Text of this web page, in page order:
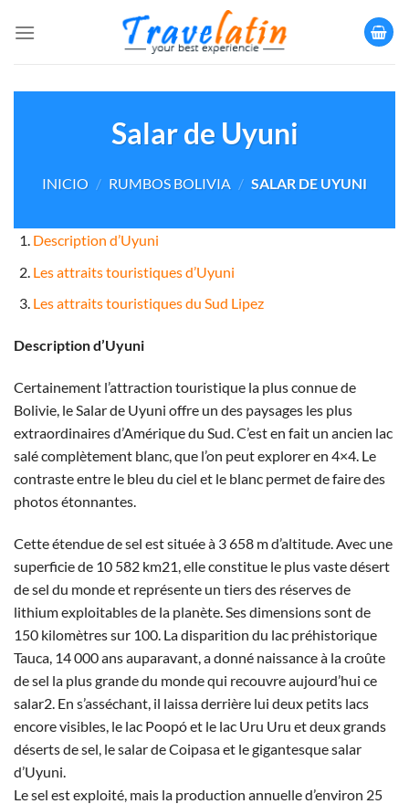
Salar de Uyuni
INICIO / RUMBOS BOLIVIA / SALAR DE UYUNI
Description d’Uyuni
Les attraits touristiques d’Uyuni
Les attraits touristiques du Sud Lipez
Description d’Uyuni
Certainement l’attraction touristique la plus connue de
Bolivie, le Salar de Uyuni offre un des paysages les plus
extraordinaires d’Amérique du Sud. C’est en fait un ancien lac
salé complètement blanc, que l’on peut explorer en 4×4. Le
contraste entre le bleu du ciel et le blanc permet de faire des
photos étonnantes.
Cette étendue de sel est située à 3 658 m d’altitude. Avec une
superficie de 10 582 km21, elle constitue le plus vaste désert
de sel du monde et représente un tiers des réserves de
lithium exploitables de la planète. Ses dimensions sont de
150 kilomètres sur 100. La disparition du lac préhistorique
Tauca, 14 000 ans auparavant, a donné naissance à la croûte
de sel la plus grande du monde qui recouvre aujourd’hui ce
salar2. En s’asséchant, il laissa derrière lui deux petits lacs
encore visibles, le lac Poopó et le lac Uru Uru et deux grands
déserts de sel, le salar de Coipasa et le gigantesque salar
d’Uyuni.
Le sel est exploité, mais la production annuelle d’environ 25